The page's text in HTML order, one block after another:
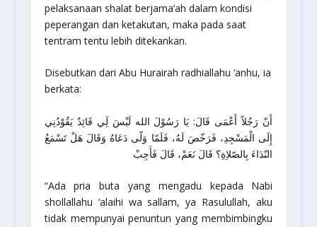
pelaksanaan shalat berjama’ah dalam kondisi
peperangan dan ketakutan, maka pada saat
tentram tentu lebih ditekankan.
Disebutkan dari Abu Hurairah radhiallahu ‘anhu, ia
berkata:
أَنّ رَجُلاً أَعْمَى قَالَ: يَا رَسُوْلَ الله لَيْسَ لَِي قَائِدٌ يَقُوْدُنِي
إِلَى الْمَسْجِدِ، فَرَخّصَ لَهُ، فَلَمّا وَلّى دَعَاهُ وَقَالَ هَلْ تَسْمَعُ
النّدَاءَ بِالصّلاِةِ؟ قَالَ نَعَمْ، قَالَ فَأَجِبْ
“Ada pria buta yang mengadu kepada Nabi
shollallahu ‘alaihi wa sallam, ya Rasulullah, aku
tidak mempunyai penuntun yang membimbingku